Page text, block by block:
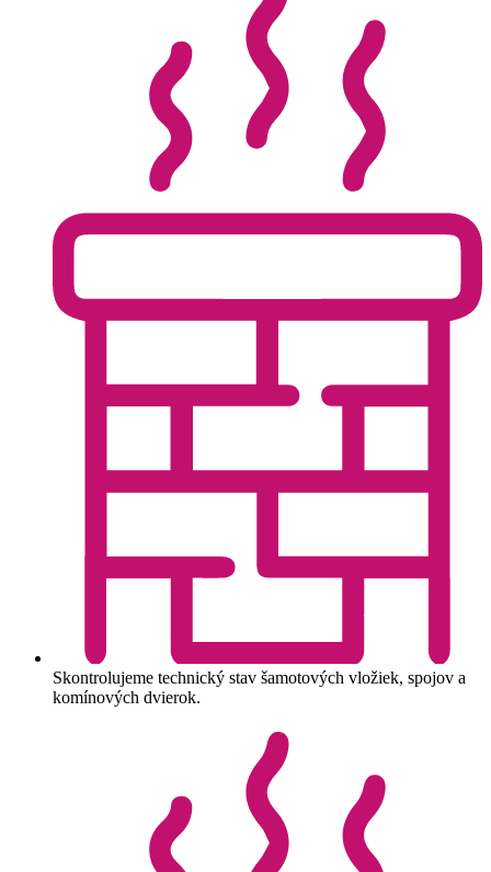
Skontrolujeme technický stav šamotových vložiek, spojov a
komínových dvierok.